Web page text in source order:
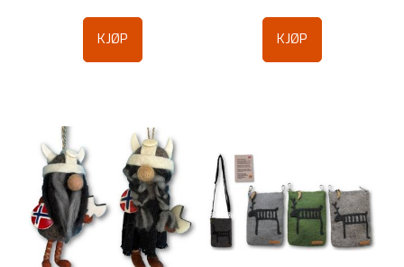
KJØP KJØP